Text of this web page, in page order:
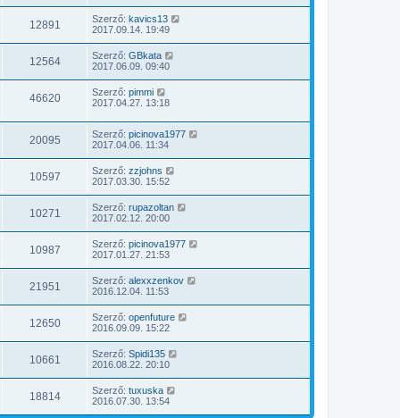
12891 Szerző: kavics13
2017.09.14. 19:49
12564 Szerző: GBkata
2017.06.09. 09:40
46620 Szerző: pimmi
2017.04.27. 13:18
20095 Szerző: picinova1977
2017.04.06. 11:34
10597 Szerző: zzjohns
2017.03.30. 15:52
10271 Szerző: rupazoltan
2017.02.12. 20:00
10987 Szerző: picinova1977
2017.01.27. 21:53
21951 Szerző: alexxzenkov
2016.12.04. 11:53
12650 Szerző: openfuture
2016.09.09. 15:22
10661 Szerző: Spidi135
2016.08.22. 20:10
18814 Szerző: tuxuska
2016.07.30. 13:54